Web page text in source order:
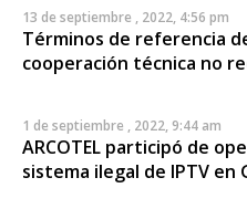
13 de septiembre , 2022, 4:56 pm
Términos de referencia
cooperación técnica no
1 de septiembre , 2022, 9:44 am
ARCOTEL participó de
sistema ilegal de IPTV en